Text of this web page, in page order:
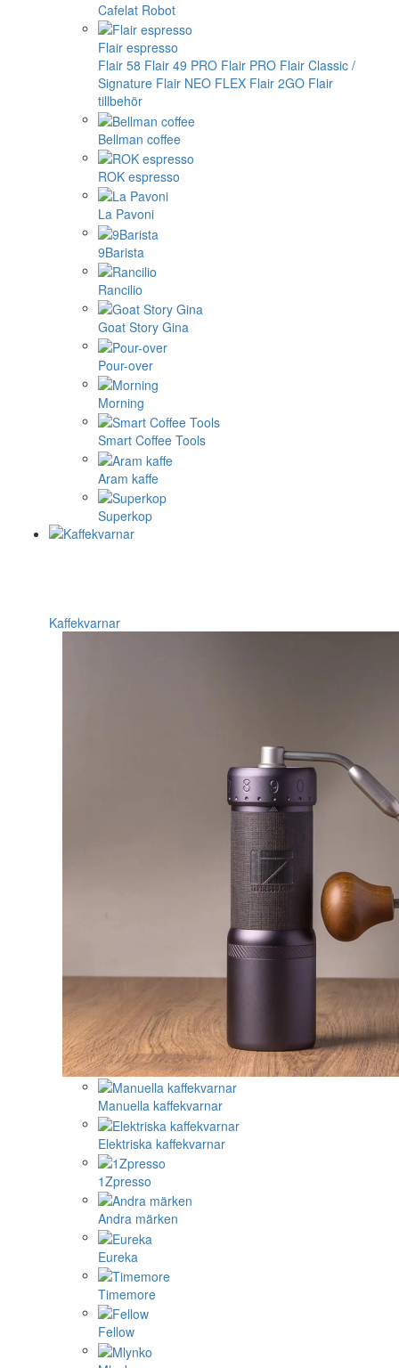
Cafelat Robot
Flair espresso
Flair 58 Flair 49 PRO Flair PRO Flair Classic /
Signature Flair NEO FLEX Flair 2GO Flair
tillbehör
Bellman coffee
ROK espresso
La Pavoni
9Barista
Rancilio
Goat Story Gina
Pour-over
Morning
Smart Coffee Tools
Aram kaffe
Superkop
Kaffekvarnar
Manuella kaffekvarnar
Elektriska kaffekvarnar
1Zpresso
Andra märken
Eureka
Timemore
Fellow